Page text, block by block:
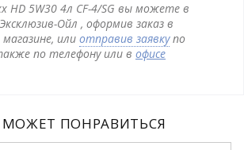
HD 5W30 4л CF-4/SG вы можете в
Ойл , оформив заказ в
или отправив заявкупо
по телефону или в офисе
ПОНРАВИТЬСЯ